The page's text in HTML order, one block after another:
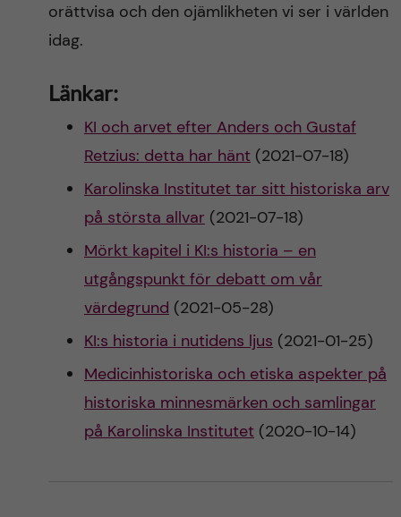
orättvisa och den ojämlikheten vi ser i världen
idag.
Länkar:
KI och arvet efter Anders och Gustaf
Retzius: detta har hänt(2021-07-18)
Karolinska Institutet tar sitt historiska arv
på största allvar (2021-07-18)
Mörkt kapitel i KI:s historia – en
utgångspunkt för debatt om vår
värdegrund (2021-05-28)
KI:s historia i nutidens ljus (2021-01-25)
Medicinhistoriska och etiska aspekter på
historiska minnesmärken och samlingar
på Karolinska Institutet(2020-10-14)